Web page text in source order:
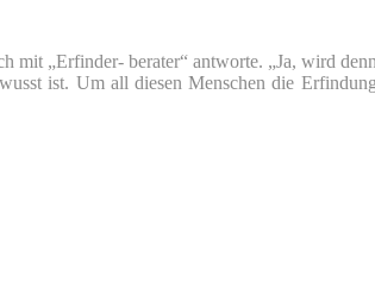
„Erfinder- berater“ antworte. „Ja, wird
ist. Um all diesen Menschen die